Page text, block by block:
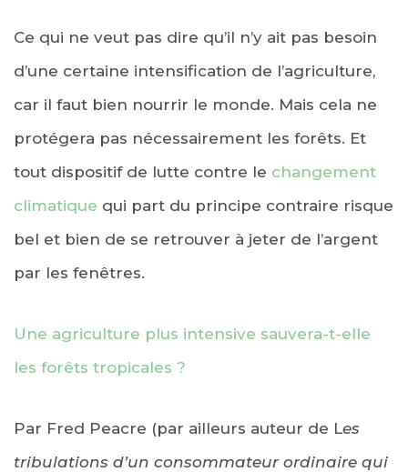
Ce qui ne veut pas dire qu’il n’y ait pas besoin
d’une certaine intensification de l’agriculture,
car il faut bien nourrir le monde. Mais cela ne
protégera pas nécessairement les forêts. Et
tout dispositif de lutte contre le changement
climatique qui part du principe contraire risque
bel et bien de se retrouver à jeter de l’argent
par les fenêtres.
Une agriculture plus intensive sauvera-t-elle
les forêts tropicales ?
Par Fred Peacre (par ailleurs auteur de Les
tribulations d’un consommateur ordinaire qui